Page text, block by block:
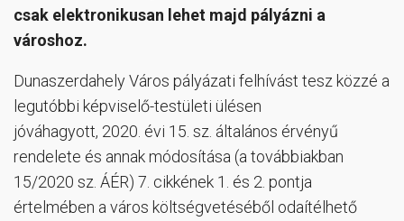
csak elektronikusan lehet majd pályázni a
városhoz.
Dunaszerdahely Város pályázati felhívást tesz közzé a
legutóbbi képviselő-testületi ülésen
jóváhagyott, 2020. évi 15. sz. általános érvényű
rendelete és annak módosítása (a továbbiakban
15/2020 sz. ÁÉR) 7. cikkének 1. és 2. pontja
értelmében a város költségvetéséből odaítélhető